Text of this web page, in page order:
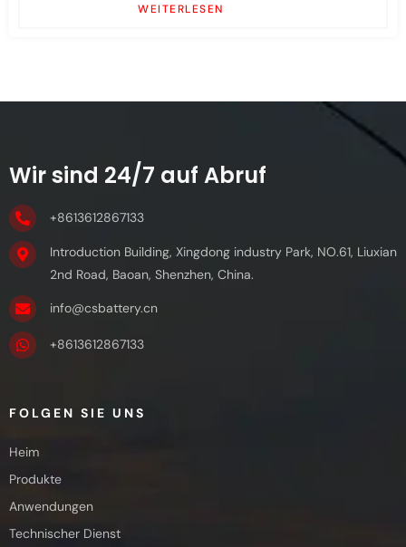
WEITERLESEN
Wir sind 24/7 auf Abruf
+8613612867133
Introduction Building, Xingdong industry Park, NO.61, Liuxian
2nd Road, Baoan, Shenzhen, China.
info@csbattery.cn
+8613612867133
FOLGEN SIE UNS
Heim
Produkte
Anwendungen
Technischer Dienst